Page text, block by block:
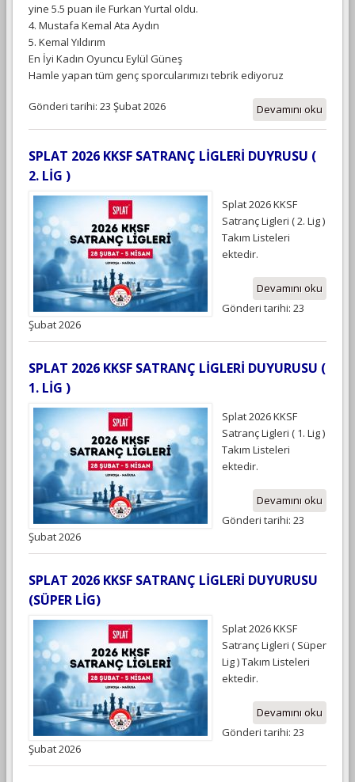
yine 5.5 puan ile Furkan Yurtal oldu.
4. Mustafa Kemal Ata Aydın
5. Kemal Yıldırım
En İyi Kadın Oyuncu Eylül Güneş
Hamle yapan tüm genç sporcularımızı tebrik ediyoruz
Devamını oku
Gönderi tarihi: 23 Şubat 2026
SPLAT 2026 KKSF SATRANÇ LİGLERİ DUYRUSU (
2. LİG )
Splat 2026 KKSF
Satranç Ligleri ( 2. Lig )
Takım Listeleri
ektedir.
Devamını oku
Gönderi tarihi: 23
Şubat 2026
SPLAT 2026 KKSF SATRANÇ LİGLERİ DUYURUSU (
1. LİG )
Splat 2026 KKSF
Satranç Ligleri ( 1. Lig )
Takım Listeleri
ektedir.
Devamını oku
Gönderi tarihi: 23
Şubat 2026
SPLAT 2026 KKSF SATRANÇ LİGLERİ DUYURUSU
(SÜPER LİG)
Splat 2026 KKSF
Satranç Ligleri ( Süper
Lig ) Takım Listeleri
ektedir.
Devamını oku
Gönderi tarihi: 23
Şubat 2026